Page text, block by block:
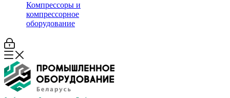
Компрессоры и
компрессорное
оборудование